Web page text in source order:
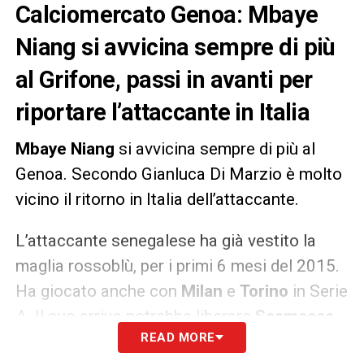
Calciomercato Genoa: Mbaye
Niang si avvicina sempre di più
al Grifone, passi in avanti per
riportare l’attaccante in Italia
Mbaye Niang si avvicina sempre di più al
Genoa. Secondo Gianluca Di Marzio è molto
vicino il ritorno in Italia dell’attaccante.
L’attaccante senegalese ha già vestito la
maglia rossoblù, per i primi 6 mesi del 2015.
Ha giocato anche con Milan e Torino in Serie
A. Il suo arrivo potrebbe liberare Scamacca
READ MORE